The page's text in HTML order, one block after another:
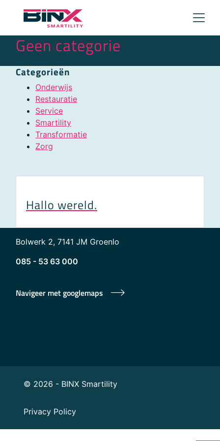
Geen categorie
Categorieën
Onderwijs
Restauratie
Service
Smartility
Transformatie
Zorg
Hallo wereld.
Bolwerk 2, 7141 JM Groenlo
085 - 53 63 000
Navigeer met googlemaps
© 2026 - BINX Smartility
Privacy Policy